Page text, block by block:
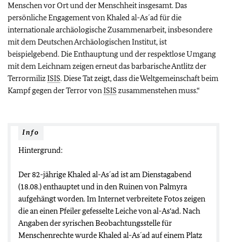
Menschen vor Ort und der Menschheit insgesamt. Das
persönliche Engagement von Khaled al-As´ad für die
internationale archäologische Zusammenarbeit, insbesondere
mit dem Deutschen Archäologischen Institut, ist
beispielgebend. Die Enthauptung und der respektlose Umgang
mit dem Leichnam zeigen erneut das barbarische Antlitz der
TerrormilizISIS. Diese Tat zeigt, dass die Weltgemeinschaft beim
Kampf gegen der Terror vonISISzusammenstehen muss.“
Info
Hintergrund:
Der 82-jährige Khaled al-As´ad ist am Dienstagabend
(18.08.) enthauptet und in den Ruinen von Palmyra
aufgehängt worden. Im Internet verbreitete Fotos zeigen
die an einen Pfeiler gefesselte Leiche von al-As‘ad. Nach
Angaben der syrischen Beobachtungsstelle für
Menschenrechte wurde Khaled al-As´ad auf einem Platz